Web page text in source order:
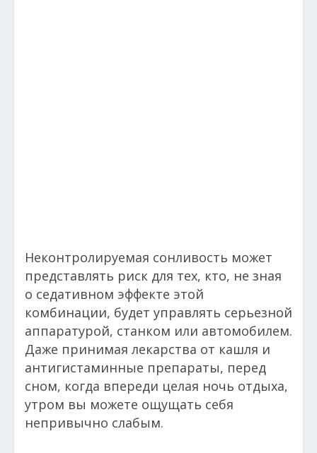
Неконтролируемая сонливость может
представлять риск для тех, кто, не зная
о седативном эффекте этой
комбинации, будет управлять серьезной
аппаратурой, станком или автомобилем.
Даже принимая лекарства от кашля и
антигистаминные препараты, перед
сном, когда впереди целая ночь отдыха,
утром вы можете ощущать себя
непривычно слабым.